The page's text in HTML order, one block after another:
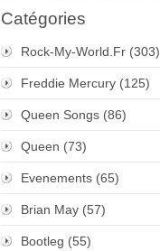
Catégories
Rock-My-World.fr (303)
Freddie Mercury (125)
Queen Songs (86)
Queen (73)
Evenements (65)
Brian May (57)
Bootleg (55)